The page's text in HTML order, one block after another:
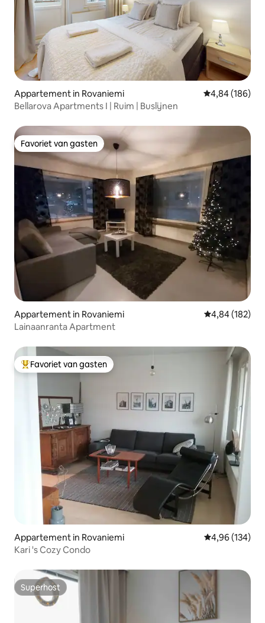
Appartement in Rovaniemi Gemiddelde
4,84 (186)
Bellarova Apartments I | Ruim | Buslijnen
Favoriet van gasten
Favoriet van gasten
Appartement in Rovaniemi Gemiddelde
4,84 (182)
Lainaanranta Apartment
Topfavoriet van gasten
Favoriet van gasten
Appartement in Rovaniemi Gemiddelde
4,96 (134)
Kari 's Cozy Condo
Superhost
Superhost